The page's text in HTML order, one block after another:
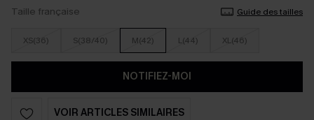
Taille française Guide des tailles
XS(36) S(38/40) M(42) L(44) XL(46)
NOTIFIEZ-MOI
VOIR ARTICLES SIMILAIRES